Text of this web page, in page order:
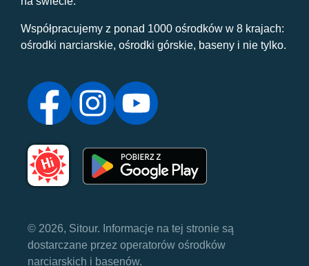
Współpracujemy z ponad 1000 ośrodków w 8 krajach:
ośrodki narciarskie, ośrodki górskie, baseny i nie tylko.
© 2026, Sitour. Informacje na tej stronie są
dostarczane przez operatorów ośrodków
narciarskich i basenów.